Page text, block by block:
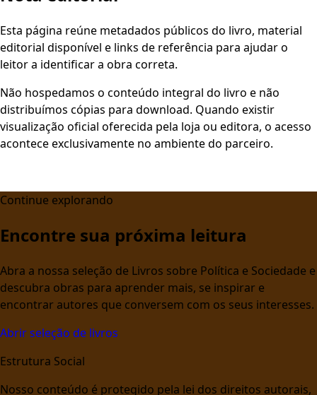
Esta página reúne metadados públicos do livro, material
editorial disponível e links de referência para ajudar o
leitor a identificar a obra correta.
Não hospedamos o conteúdo integral do livro e não
distribuímos cópias para download. Quando existir
visualização oficial oferecida pela loja ou editora, o acesso
acontece exclusivamente no ambiente do parceiro.
Continue explorando
Encontre sua próxima leitura
Abra a nossa seleção de Livros sobre Política e Sociedade e
descubra obras para aprender mais, se inspirar e
encontrar autores que conversem com os seus interesses.
Abrir seleção de livros
Estrutura Social
Nosso conteúdo é protegido pela lei dos direitos autorais,